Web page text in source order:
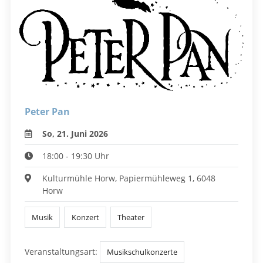
Peter Pan
So, 21. Juni 2026
18:00 - 19:30 Uhr
Kulturmühle Horw, Papiermühleweg 1, 6048
Horw
Musik Konzert Theater
Veranstaltungsart: Musikschulkonzerte